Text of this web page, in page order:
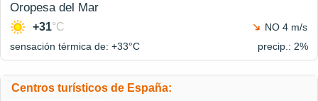
Oropesa del Mar
+31°C
NO 4 m/s
sensación térmica de: +33°C precip.: 2%
Centros turísticos de España: